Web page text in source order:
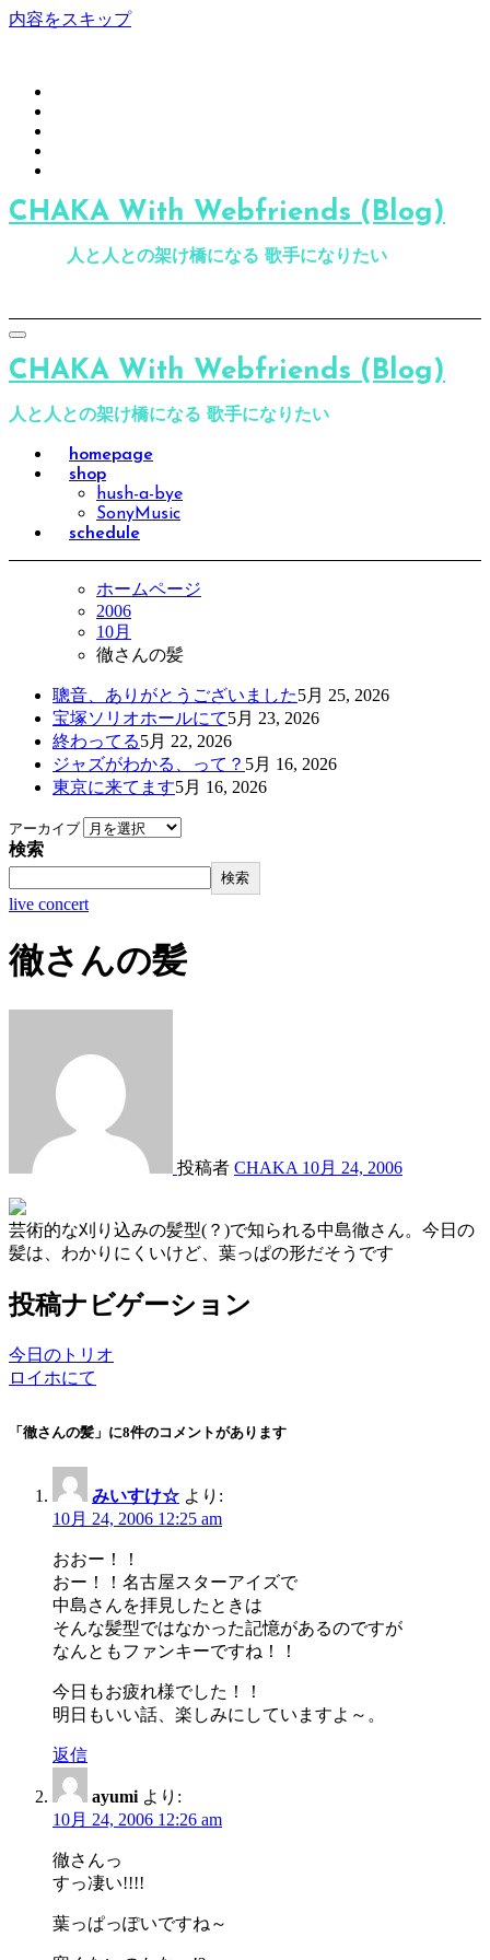
内容をスキップ
CHAKA With Webfriends (Blog)
人と人との架け橋になる 歌手になりたい
CHAKA With Webfriends (Blog)
人と人との架け橋になる 歌手になりたい
homepage
shop
hush-a-bye
SonyMusic
schedule
ホームページ
2006
10月
徹さんの髪
聰音、ありがとうございました5月 25, 2026
宝塚ソリオホールにて5月 23, 2026
終わってる5月 22, 2026
ジャズがわかる、って？ 5月 16, 2026
東京に来てます5月 16, 2026
アーカイブ
検索
検索
live concert
徹さんの髪
投稿者 CHAKA 10月 24, 2006
芸術的な刈り込みの髪型(？)で知られる中島徹さん。今日の
髪は、わかりにくいけど、葉っぱの形だそうです
投稿ナビゲーション
今日のトリオ
ロイホにて
「徹さんの髪」に8件のコメントがあります
みいすけ☆ より:
10月 24, 2006 12:25 am
おおー！！
おー！！名古屋スターアイズで
中島さんを拝見したときは
そんな髪型ではなかった記憶があるのですが
なんともファンキーですね！！
今日もお疲れ様でした！！
明日もいい話、楽しみにしていますよ～。
返信
ayumi より:
10月 24, 2006 12:26 am
徹さんっ
すっ凄い!!!!
葉っぱっぽいですね～